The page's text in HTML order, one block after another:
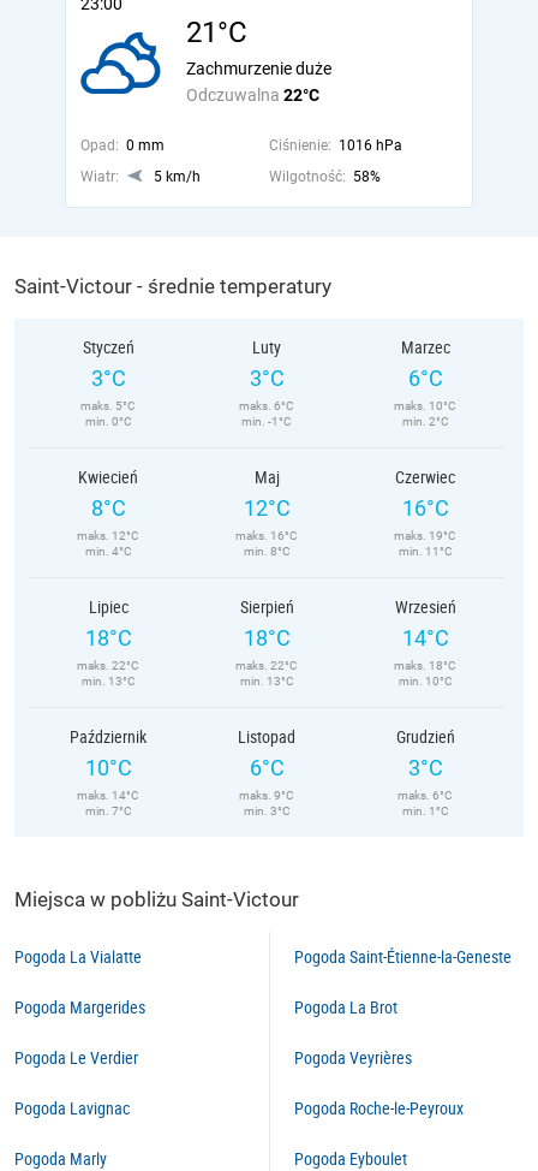
21°C
Odczuwalna 22°C
Zachmurzenie duże
Opad: 0 mm Ciśnienie: 1016 hPa
Wiatr:
5 km/h Wilgotność: 58%
Saint-Victour - średnie temperatury
Styczeń
3°C
maks. 5°C
min. 0°C
Luty
3°C
maks. 6°C
min. -1°C
Marzec
6°C
maks. 10°C
min. 2°C
Kwiecień
8°C
maks. 12°C
min. 4°C
Maj
12°C
maks. 16°C
min. 8°C
Czerwiec
16°C
maks. 19°C
min. 11°C
Lipiec
18°C
maks. 22°C
min. 13°C
Sierpień
18°C
maks. 22°C
min. 13°C
Wrzesień
14°C
maks. 18°C
min. 10°C
Październik
10°C
maks. 14°C
min. 7°C
Listopad
6°C
maks. 9°C
min. 3°C
Grudzień
3°C
maks. 6°C
min. 1°C
Miejsca w pobliżu Saint-Victour
Pogoda La Vialatte
Pogoda Margerides
Pogoda Le Verdier
Pogoda Lavignac
Pogoda Marly
Pogoda Saint-Étienne-la-Geneste
Pogoda La Brot
Pogoda Veyrières
Pogoda Roche-le-Peyroux
Pogoda Eyboulet